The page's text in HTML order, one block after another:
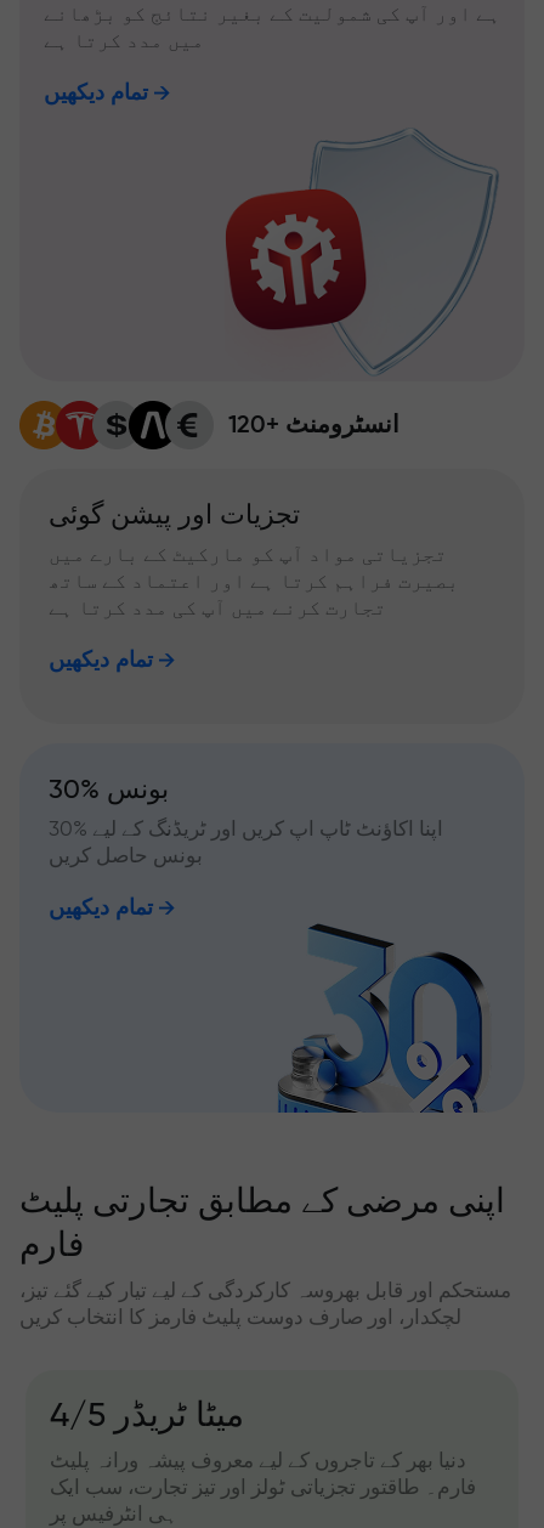
ہے اور آپ کی شمولیت کے بغیر نتائج کو بڑھانے
میں مدد کرتا ہے
تمام دیکھیں
120+ انسٹرومنٹ
تجزیات اور پیشن گوئی
تجزیاتی مواد آپ کو مارکیٹ کے بارے میں
بصیرت فراہم کرتا ہے اور اعتماد کے ساتھ
تجارت کرنے میں آپ کی مدد کرتا ہے
تمام دیکھیں
30% بونس
اپنا اکاؤنٹ ٹاپ اپ کریں اور ٹریڈنگ کے لیے %30
بونس حاصل کریں
تمام دیکھیں
اپنی مرضی کے مطابق تجارتی پلیٹ
فارم
مستحکم اور قابل بھروسہ کارکردگی کے لیے تیار کیے گئے تیز،
لچکدار، اور صارف دوست پلیٹ فارمز کا انتخاب کریں
میٹا ٹریڈر 4/5
دنیا بھر کے تاجروں کے لیے معروف پیشہ ورانہ پلیٹ
فارم۔ طاقتور تجزیاتی ٹولز اور تیز تجارت، سب ایک
ہی انٹرفیس پر